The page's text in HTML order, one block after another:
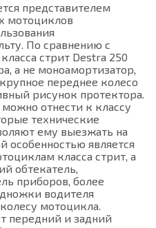
представителем
мотоциклов
По сравнению с
стрит Destra 250
а не моноамортизатор,
переднее колесо
рисунок протектора.
отнести к классу
технические
ему выезжать на
особенностью является
класса стрит, а
обтекатель,
приборов, более
водителя
мотоцикла.
передний и задний